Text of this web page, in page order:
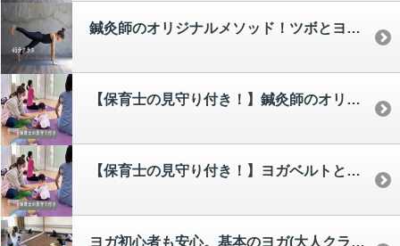
鍼灸師のオリジナルメソッド！ツボとヨガが融合した筋膜リリースヨガ(大人クラス) [akemi]
【保育士の見守り付き！】鍼灸師のオリジナルメソッド！ツボとヨガが融合した筋膜リリースヨガ(子連れママクラス) [akemi]
【保育士の見守り付き！】ヨガベルトとリリースボールで産後ママの理想スタイルを目指す！スタイルケアヨガ(子連れママクラス) [yui]
ヨガ初心者も安心。基本のヨガ(大人クラス) [akemi]